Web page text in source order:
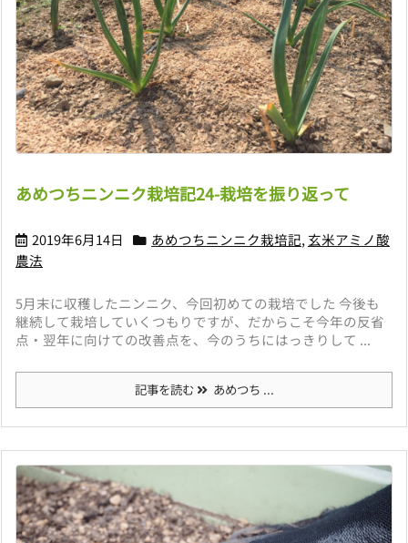
あめつちニンニク栽培記24-栽培を振り返って
2019年6月14日 あめつちニンニク栽培記,玄米アミノ酸
農法
5月末に収穫したニンニク、今回初めての栽培でした 今後も
継続して栽培していくつもりですが、だからこそ今年の反省
点・翌年に向けての改善点を、今のうちにはっきりして ...
記事を読む あめつち ...